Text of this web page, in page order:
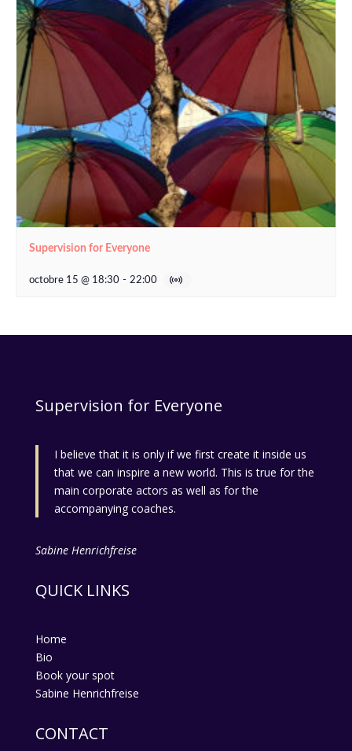
Supervision for Everyone
octobre 15 @ 18:30 - 22:00
Supervision for Everyone
I believe that it is only if we first create it inside us
that we can inspire a new world. This is true for the
main corporate actors as well as for the
accompanying coaches.
Sabine Henrichfreise
QUICK LINKS
Home
Bio
Book your spot
Sabine Henrichfreise
CONTACT